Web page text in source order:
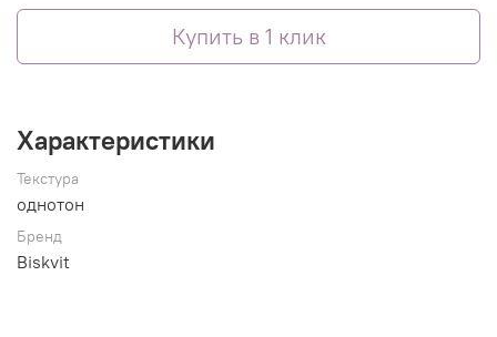
Купить в 1 клик
Характеристики
Текстура
однотон
Бренд
Biskvit